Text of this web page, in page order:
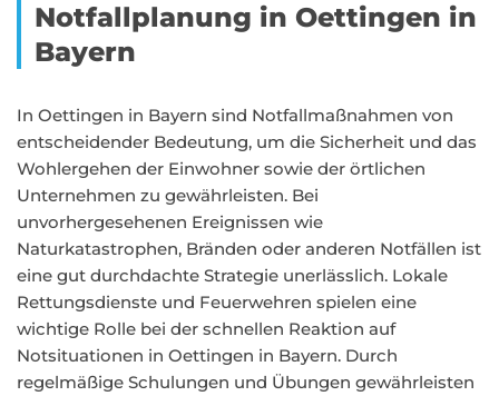
Notfallplanung in Oettingen in
Bayern
In Oettingen in Bayern sind Notfallmaßnahmen von
entscheidender Bedeutung, um die Sicherheit und das
Wohlergehen der Einwohner sowie der örtlichen
Unternehmen zu gewährleisten. Bei
unvorhergesehenen Ereignissen wie
Naturkatastrophen, Bränden oder anderen Notfällen ist
eine gut durchdachte Strategie unerlässlich. Lokale
Rettungsdienste und Feuerwehren spielen eine
wichtige Rolle bei der schnellen Reaktion auf
Notsituationen in Oettingen in Bayern. Durch
regelmäßige Schulungen und Übungen gewährleisten